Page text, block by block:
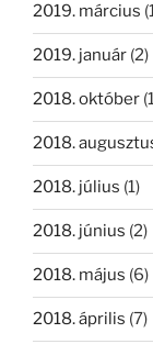
2019. március
2019. január (2)
2018. október
2018.
2018. július (1)
2018. június (2)
2018. május (6)
2018. április (7)